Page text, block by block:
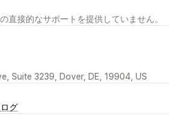
直接的なサポートを提供していません。
Suite 3239, Dover, DE, 19904, US
グ